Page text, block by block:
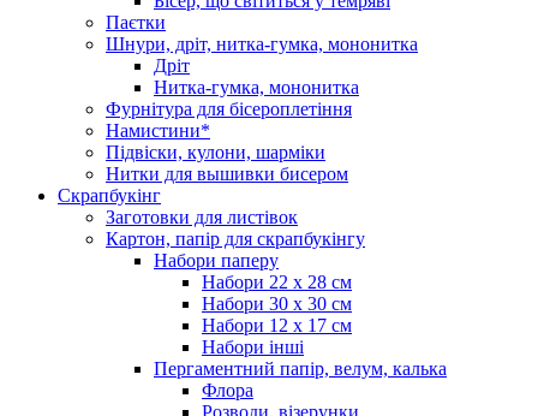
Паєтки
Шнури, дріт, нитка-гумка, мононитка
Дріт
Нитка-гумка, мононитка
Фурнітура для бісероплетіння
Намистини*
Підвіски, кулони, шарміки
Нитки для вышивки бисером
Скрапбукінг
Заготовки для листівок
Картон, папір для скрапбукінгу
Набори паперу
Набори 22 х 28 см
Набори 30 х 30 см
Набори 12 х 17 см
Набори інші
Пергаментний папір, велум, калька
Флора
Розводи, візерунки